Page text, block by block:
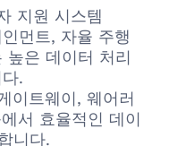
지원 시스템
먼트, 자율 주행
높은 데이터 처리
.
이트웨이, 웨어러
서 효율적인 데이
니다.